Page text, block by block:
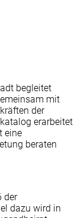
begleitet
mit
der
erarbeitet
eine
beraten
der
dazu wird in